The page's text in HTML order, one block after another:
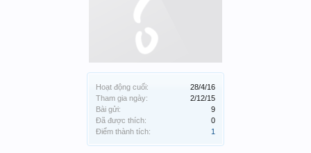
Hoạt động cuối:
28/4/16
Tham gia ngày:
2/12/15
Bài gửi:
9
Đã được thích:
0
Điểm thành tích:
1